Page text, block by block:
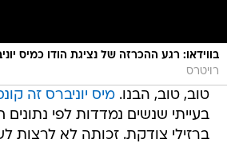
בווידאו: רגע ההכרזה של נציגת הודו כמיס
רויטרס
טוב, טוב, הבנו.מיס יוניברס זה
בעייתי שנשים נמדדות לפי נתונים
ברזילי צודקת. זכותה לא לרצות